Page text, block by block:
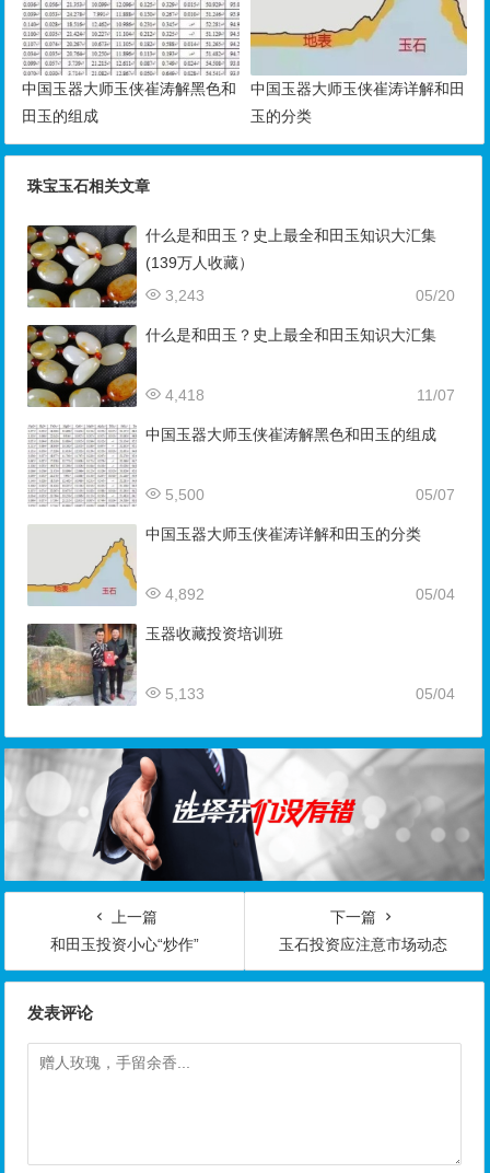
中国玉器大师玉侠崔涛解黑色和
田玉的组成
中国玉器大师玉侠崔涛详解和田
玉的分类
珠宝玉石相关文章
什么是和田玉？史上最全和田玉知识大汇集
(139万人收藏）
05/20
3,243
什么是和田玉？史上最全和田玉知识大汇集
11/07
4,418
中国玉器大师玉侠崔涛解黑色和田玉的组成
05/07
5,500
中国玉器大师玉侠崔涛详解和田玉的分类
05/04
4,892
玉器收藏投资培训班
05/04
5,133
上一篇
和田玉投资小心“炒作”
下一篇
玉石投资应注意市场动态
发表评论